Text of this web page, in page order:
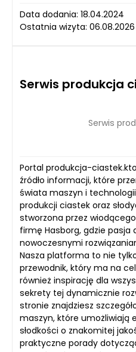
Data dodania: 18.04.2024
Ostatnia wizyta: 06.08.2026
Serwis produkcja
Serwis
Portal produkcja-
źródło informacji, które
świata maszyn i
produkcji ciastek oraz
stworzona przez
firmę Hasborg, gdzie pasja
nowoczesnymi
Nasza platforma to nie
przewodnik, który ma na
również inspirację dla
sekrety tej dynamicznie
stronie znajdziesz
maszyn, które umożliwiają
słodkości o znakomitej
praktyczne porady